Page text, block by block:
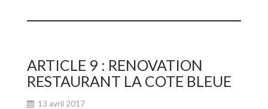
e
o
o
k
itt ta
er
ARTICLE 9 : RENOVATION
RESTAURANT LA COTE BLEUE
13 avril 2017